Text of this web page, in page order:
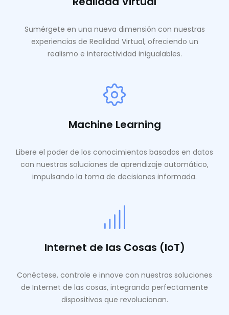
Sumérgete en una nueva dimensión con nuestras
experiencias de Realidad Virtual, ofreciendo un
realismo e interactividad inigualables.
Machine Learning
Libere el poder de los conocimientos basados ​​en datos
con nuestras soluciones de aprendizaje automático,
impulsando la toma de decisiones informada.
Internet de las Cosas (IoT)
Conéctese, controle e innove con nuestras soluciones
de Internet de las cosas, integrando perfectamente
dispositivos que revolucionan.